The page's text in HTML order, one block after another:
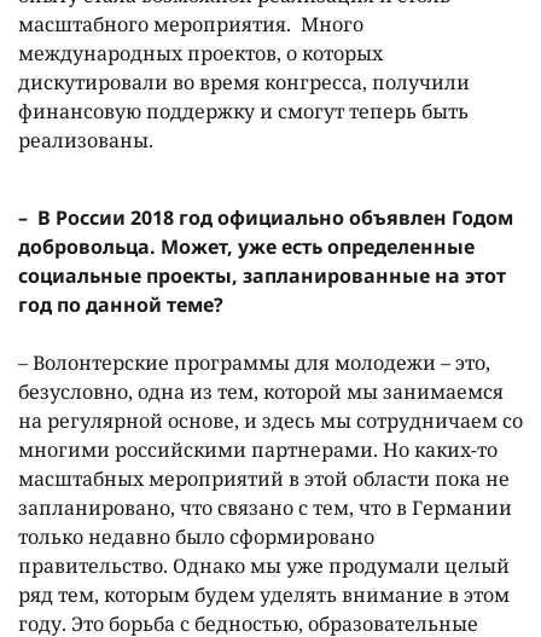
масштабного мероприятия. Много
международных проектов, о которых
дискутировали во время конгресса, получили
финансовую поддержку и смогут теперь быть
реализованы.
– В России 2018 год официально объявлен Годом
добровольца. Может, уже есть определенные
социальные проекты, запланированные на этот
год по данной теме?
– Волонтерские программы для молодежи – это,
безусловно, одна из тем, которой мы занимаемся
на регулярной основе, и здесь мы сотрудничаем со
многими российскими партнерами. Но каких-то
масштабных мероприятий в этой области пока не
запланировано, что связано с тем, что в Германии
только недавно было сформировано
правительство. Однако мы уже продумали целый
ряд тем, которым будем уделять внимание в этом
году. Это борьба с бедностью, образовательные